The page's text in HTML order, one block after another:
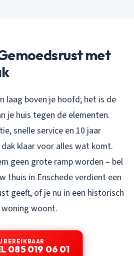
met
laag boven je hoofd; het is de
je huis tegen de elementen.
snelle service en 10 jaar
klaar voor alles wat komt.
geen grote ramp worden – bel
thuis in Enschede verdient een
geeft, of je nu in een historisch
woont.
BEREIKBAAR
085 019 06 01